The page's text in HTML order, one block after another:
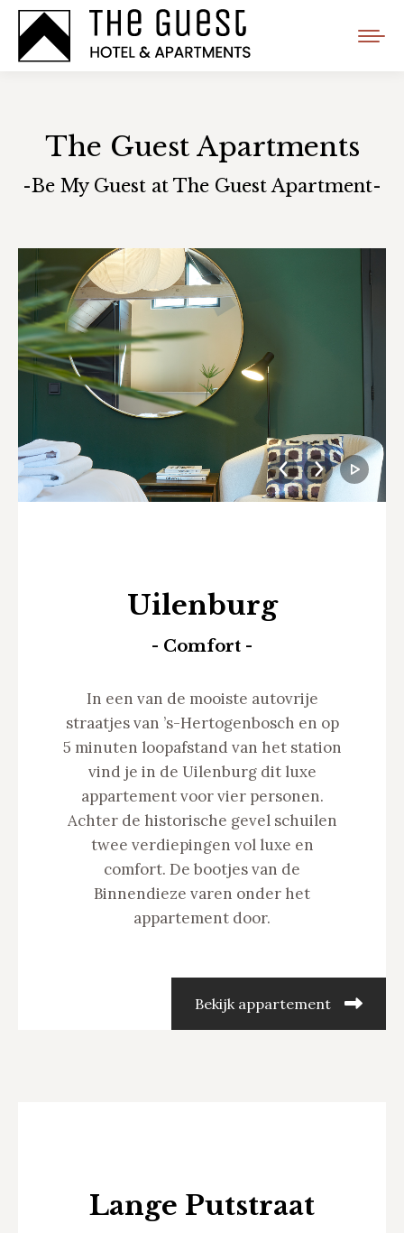
The Guest Apartments
-Be My Guest at The Guest Apartment-
Uilenburg
- Comfort -
In een van de mooiste autovrije
straatjes van ’s-Hertogenbosch en op
5 minuten loopafstand van het station
vind je in de Uilenburg dit luxe
appartement voor vier personen.
Achter de historische gevel schuilen
twee verdiepingen vol luxe en
comfort. De bootjes van de
Binnendieze varen onder het
appartement door.
Bekijk appartement
Lange Putstraat